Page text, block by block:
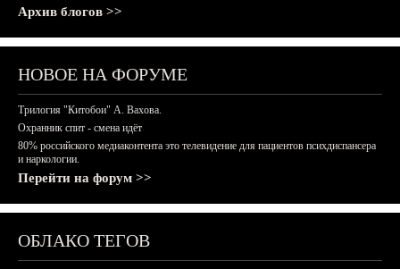
Архив блогов >>
НОВОЕ НА ФОРУМЕ
Трилогия "Китобои" А. Вахова.
Охранник спит - смена идёт
80% российского медиаконтента это телевидение для пациентов психдиспансера
и наркологии.
Перейти на форум >>
ОБЛАКО ТЕГОВ